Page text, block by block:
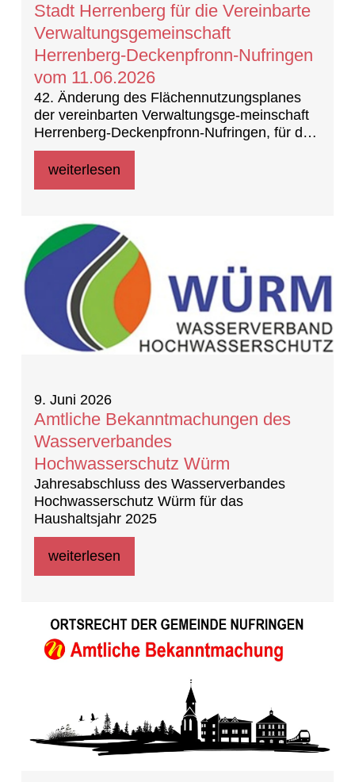
Stadt Herrenberg für die Vereinbarte
Verwaltungsgemeinschaft
Herrenberg-Deckenpfronn-Nufringen
vom 11.06.2026
42. Änderung des Flächennutzungsplanes
der vereinbarten Verwaltungsge-meinschaft
Herrenberg-Deckenpfronn-Nufringen, für den
Bereich „Südumfah-rung Gültstein, 1.
Teiländerung Nebringer Straße 82.11/1“ in
Unterrichtung der Öffentlichkeit
weiterlesen
9. Juni 2026
Amtliche Bekanntmachungen des
Wasserverbandes
Hochwasserschutz Würm
Jahresabschluss des Wasserverbandes
Hochwasserschutz Würm für das
Haushaltsjahr 2025
weiterlesen